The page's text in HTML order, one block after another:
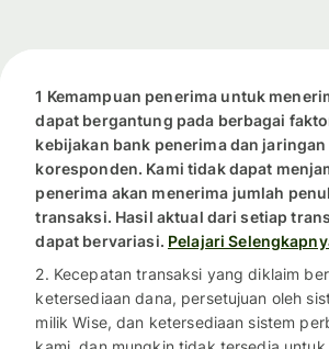
1 Kemampuan penerima untuk
dapat bergantung pada berbagai
kebijakan bank penerima dan
koresponden. Kami tidak dapat
penerima akan menerima jumlah
transaksi. Hasil aktual dari setiap
dapat bervariasi. Pelajari
2. Kecepatan transaksi yang diklaim
ketersediaan dana, persetujuan oleh
milik Wise, dan ketersediaan sistem